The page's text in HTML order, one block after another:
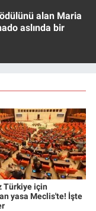
alan Maria
aslında bir
Türkiye için
yasa Meclis'te! İşte